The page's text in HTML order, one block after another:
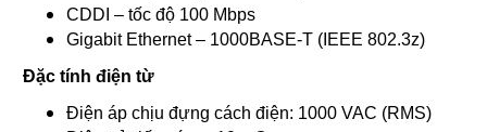
CDDI – tốc độ 100 Mbps
Gigabit Ethernet – 1000BASE-T (IEEE 802.3z)
Đặc tính điện từ
Điện áp chịu đựng cách điện: 1000 VAC (RMS)